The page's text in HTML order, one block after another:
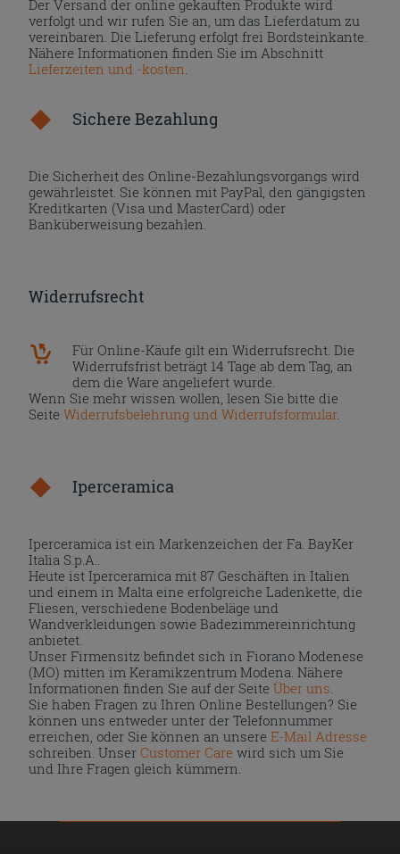
Der Versand der online gekauften Produkte wird
verfolgt und wir rufen Sie an, um das Lieferdatum zu
vereinbaren. Die Lieferung erfolgt frei Bordsteinkante.
Nähere Informationen finden Sie im Abschnitt
Lieferzeiten und -kosten
Sichere Bezahlung
Die Sicherheit des Online-Bezahlungsvorgangs wird
gewährleistet. Sie können mit PayPal, den gängigsten
Kreditkarten (Visa und MasterCard) oder
Banküberweisung bezahlen.
Widerrufsrecht
Für Online-Käufe gilt ein Widerrufsrecht. Die
Widerrufsfrist beträgt 14 Tage ab dem Tag, an
dem die Ware angeliefert wurde.
Wenn Sie mehr wissen wollen, lesen Sie bitte die
SeiteWiderrufsbelehrung und Widerrufsformular.
Iperceramica
Iperceramica ist ein Markenzeichen der Fa. BayKer
Italia S.p.A..
Heute ist Iperceramica mit 87 Geschäften in Italien
und einem in Malta eine erfolgreiche Ladenkette, die
Fliesen, verschiedene Bodenbeläge und
Wandverkleidungen sowie Badezimmereinrichtung
anbietet.
Unser Firmensitz befindet sich in Fiorano Modenese
(MO) mitten im Keramikzentrum Modena. Nähere
Informationen finden Sie auf der Seite Über uns
Sie haben Fragen zu Ihren Online Bestellungen? Sie
können uns entweder unter der Telefonnummer
erreichen, oder Sie können an unsereE-Mail Adresse
schreiben. UnserCustomer Care wird sich um Sie
und Ihre Fragen gleich kümmern.